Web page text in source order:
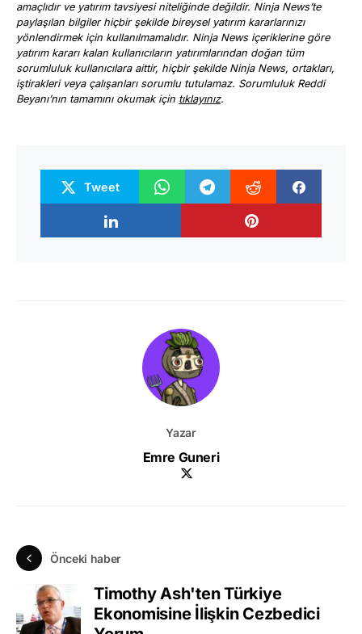
amaçlıdır ve yatırım tavsiyesi niteliğinde değildir. Ninja News’te
paylaşılan bilgiler hiçbir şekilde bireysel yatırım kararlarınızı
yönlendirmek için kullanılmamalıdır. Ninja News içeriklerine göre
yatırım kararı kalan kullanıcıların yatırımlarından doğan tüm
sorumluluk kullanıcılara aittir, hiçbir şekilde Ninja News, ortakları,
iştirakleri veya çalışanları sorumlu tutulamaz. Sorumluluk Reddi
Beyanı’nın tamamını okumak için tıklayınız.
Tweet
Yazar
Emre Guneri
Önceki haber
Timothy Ash'ten Türkiye
Ekonomisine İlişkin Cezbedici